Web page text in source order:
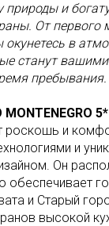
природы и
От
в
станут
пребывания.
MONTENEGRO 5*
роскошь и
и
Он
обеспечивает
и Старый
высокой